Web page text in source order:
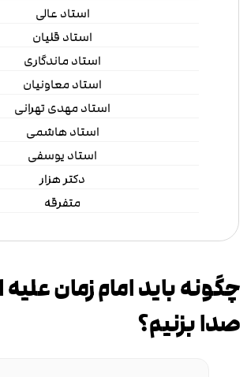
استاد عالی
استاد قلیان
استاد ماندگاری
استاد معاونیان
استاد مهدی تهرانی
استاد هاشمی
استاد یوسفی
دکتر هزار
متفرقه
چگونه باید امام زمان علیه
صدا بزنیم؟